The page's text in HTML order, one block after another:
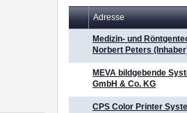
Adresse
Medizin- und
Norbert Peters
MEVA bildgebende
GmbH & Co. KG
CPS Color Printer